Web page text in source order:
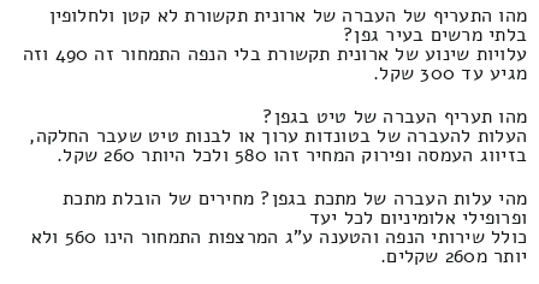
מהו התעריף של העברה של ארונית תקשורת לא קטן ולחלופין
בלתי מרשים בעיר גפן?
עלויות שינוע של ארונית תקשורת בלי הנפה התמחור זה 490 וזה
מגיע עד 300 שקל.
מהו תעריף העברה של טיט בגפן?
העלות להעברה של בטונדות ערוך או לבנות טיט שעבר החלקה,
בזיווג העמסה ופירוק המחיר זהו 580 ולכל היותר 260 שקל.
מהי עלות העברה של מתכת בגפן? מחירים של הובלת מתכת
ופרופילי אלומיניום לכל יעד
כולל שירותי הנפה והטענה ע"ג המרצפות התמחור הינו 560 ולא
יותר מ260 שקלים.